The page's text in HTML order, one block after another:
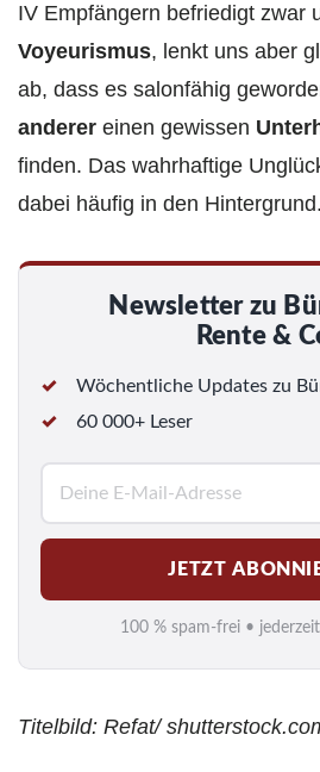
IV Empfängern befriedigt zwar
Voyeurismus, lenkt uns aber
ab, dass es salonfähig
anderer einen gewissen
finden. Das wahrhaftige
dabei häufig in den Hintergrund.
Newsletter zu
Rente &
Wöchentliche Updates zu
60 000+ Leser
M
a
i
l
*
JETZT
100 % spam-frei •
Titelbild: Refat/